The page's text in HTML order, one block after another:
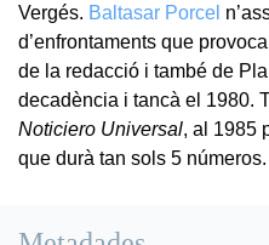
Vergés. Baltasar Porcel
d’enfrontaments que
de la redacció i també de
decadència i tancà el 1980.
Noticiero Universal, al 1985
que durà tan sols 5 números.